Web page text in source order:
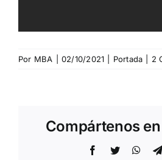
Por MBA 02/10/2021 Portada 2
Compártenos
Facebook
Twitter